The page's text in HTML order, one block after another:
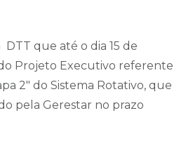
que até o dia 15 de
Projeto Executivo referente
2" do Sistema Rotativo, que
pela Gerestar no prazo